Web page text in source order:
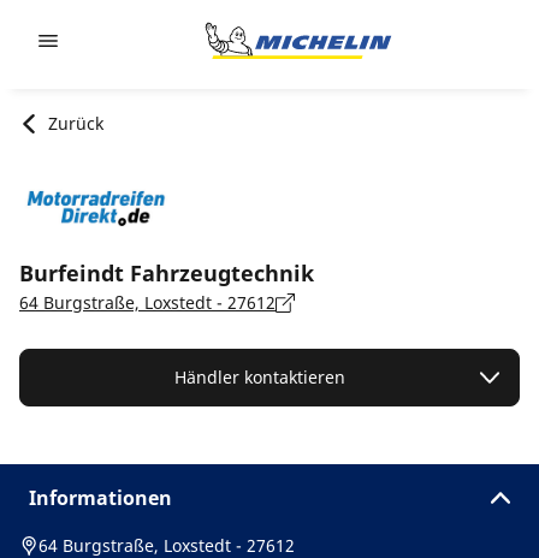
Zurück
Burfeindt Fahrzeugtechnik
64 Burgstraße, Loxstedt - 27612
Händler kontaktieren
Informationen
64 Burgstraße, Loxstedt - 27612